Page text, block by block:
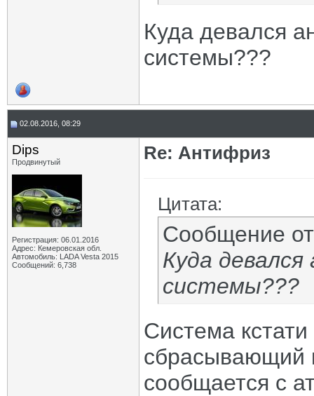
Куда девался
системы???
02.08.2016, 08:29
Dips
Продвинутый
Регистрация: 06.01.2016
Адрес: Кемеровская обл.
Автомобиль: LADA Vesta 2015
Сообщений: 6,738
Re: Антифриз
Цитата:
Сообщение
Куда
системы???
Система
сбрасывающий
сообщается с